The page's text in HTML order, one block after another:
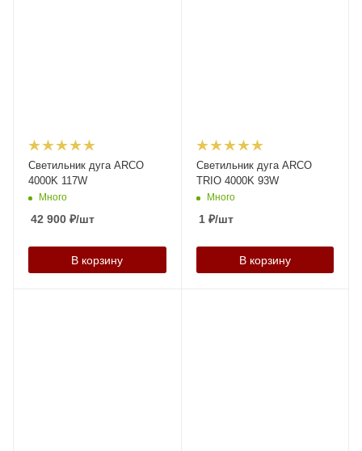
Светильник дуга ARCO
4000K 117W
Много
42 900 ₽/шт
В корзину
Светильник дуга ARCO
TRIO 4000K 93W
Много
1₽/шт
В корзину